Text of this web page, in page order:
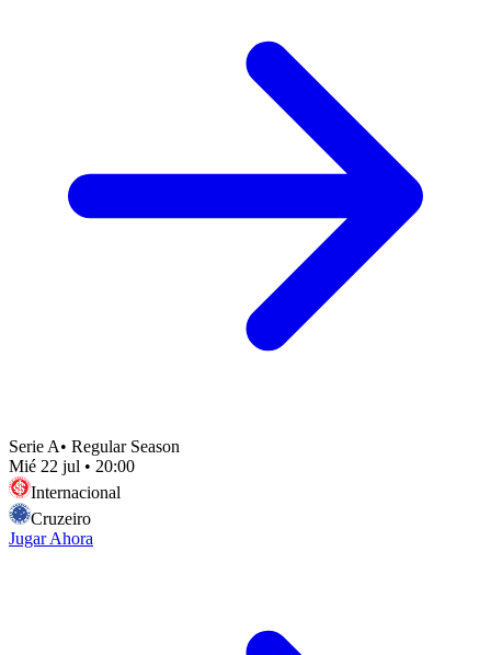
Serie A• Regular Season
Mié 22 jul • 20:00
Internacional
Cruzeiro
Jugar Ahora